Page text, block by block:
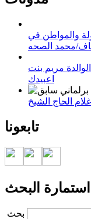
والمواطن في
محمد الصحه
مريم بنت
اعبيدك
الحاج الشيخ
تابعونا
استمارة البحث
‏بحث ‏